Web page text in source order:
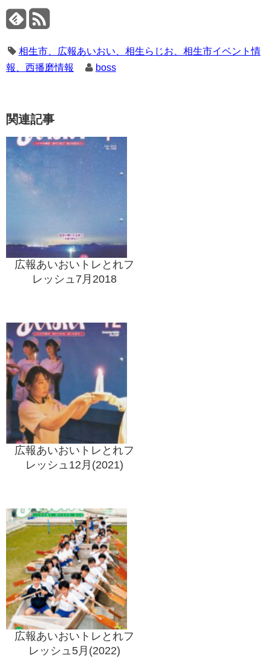
相生市、広報あいおい、相生らじお、相生市イベント情
報、西播磨情報
boss
関連記事
広報あいおいトレとれフ
レッシュ7月2018
広報あいおいトレとれフ
レッシュ12月(2021)
広報あいおいトレとれフ
レッシュ5月(2022)